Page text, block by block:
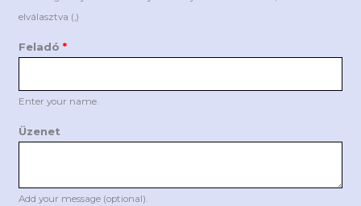
elválasztva (,)
Feladó *
Enter your name.
Üzenet
Add your message (optional).